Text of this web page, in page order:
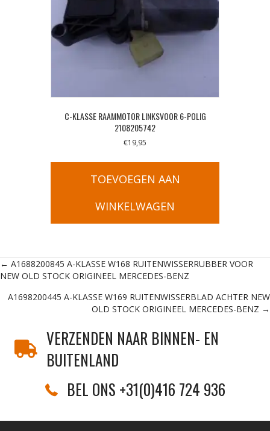
C-KLASSE RAAMMOTOR LINKSVOOR 6-POLIG
2108205742
€19,95
TOEVOEGEN AAN
WINKELWAGEN
Posts
navigation
← A1688200845 A-KLASSE W168 RUITENWISSERRUBBER VOOR
NEW OLD STOCK ORIGINEEL MERCEDES-BENZ
A1698200445 A-KLASSE W169 RUITENWISSERBLAD ACHTER NEW
OLD STOCK ORIGINEEL MERCEDES-BENZ →
VERZENDEN NAAR BINNEN- EN
BUITENLAND
BEL ONS +31(0)416 724 936